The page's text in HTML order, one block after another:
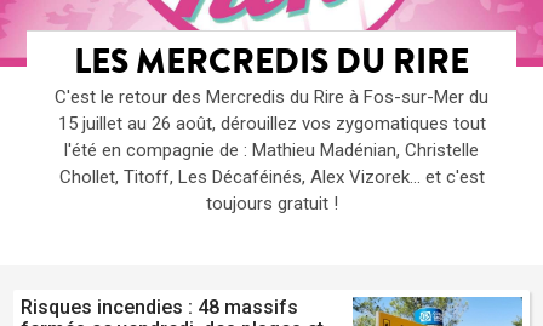
LES MERCREDIS DU RIRE
C'est le retour des Mercredis du Rire à Fos-sur-Mer du
15 juillet au 26 août, dérouillez vos zygomatiques tout
l'été en compagnie de : Mathieu Madénian, Christelle
Chollet, Titoff, Les Décaféinés, Alex Vizorek... et c'est
toujours gratuit !
Risques incendies : 48 massifs